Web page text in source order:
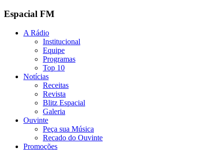
Espacial FM
A Rádio
Institucional
Equipe
Programas
Top 10
Notícias
Receitas
Revista
Blitz Espacial
Galeria
Ouvinte
Peça sua Música
Recado do Ouvinte
Promoções